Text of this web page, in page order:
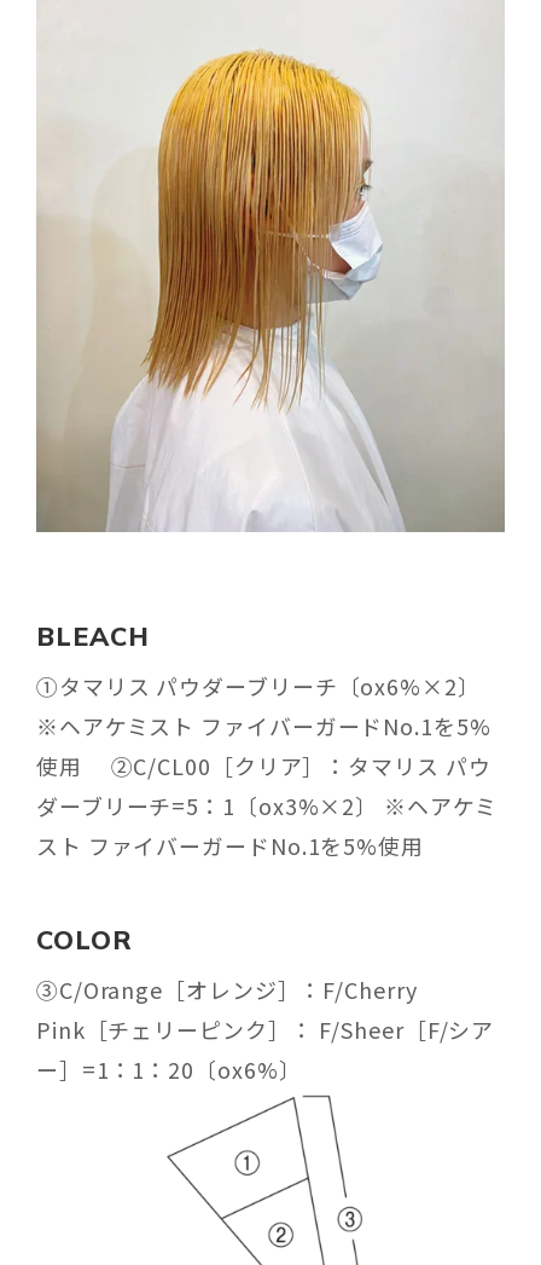
BLEACH
①タマリス パウダーブリーチ〔ox6%×2〕
※ヘアケミスト ファイバーガードNo.1を5%
使用 ②C/CL00［クリア］：タマリス パウ
ダーブリーチ=5：1〔ox3%×2〕 ※ヘアケミ
スト ファイバーガードNo.1を5%使用
COLOR
③C/Orange［オレンジ］：F/Cherry
Pink［チェリーピンク］： F/Sheer［F/シア
ー］=1：1：20〔ox6%〕